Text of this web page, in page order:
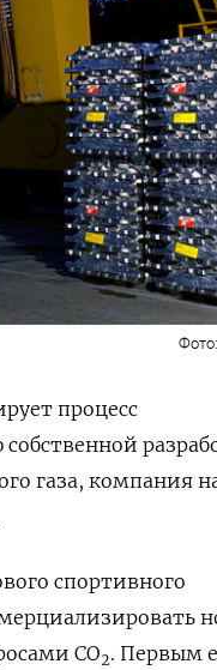
процесс
газа, компания
спортивного
СО2. Первым